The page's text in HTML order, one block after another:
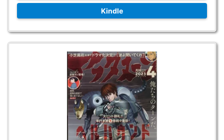
Kindle